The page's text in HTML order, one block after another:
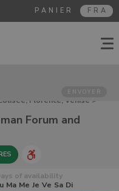
FRA
PANIER
ENVOYER
Florence, Venise >
Forum and
of availability
Ma Me Je Ve Sa Di